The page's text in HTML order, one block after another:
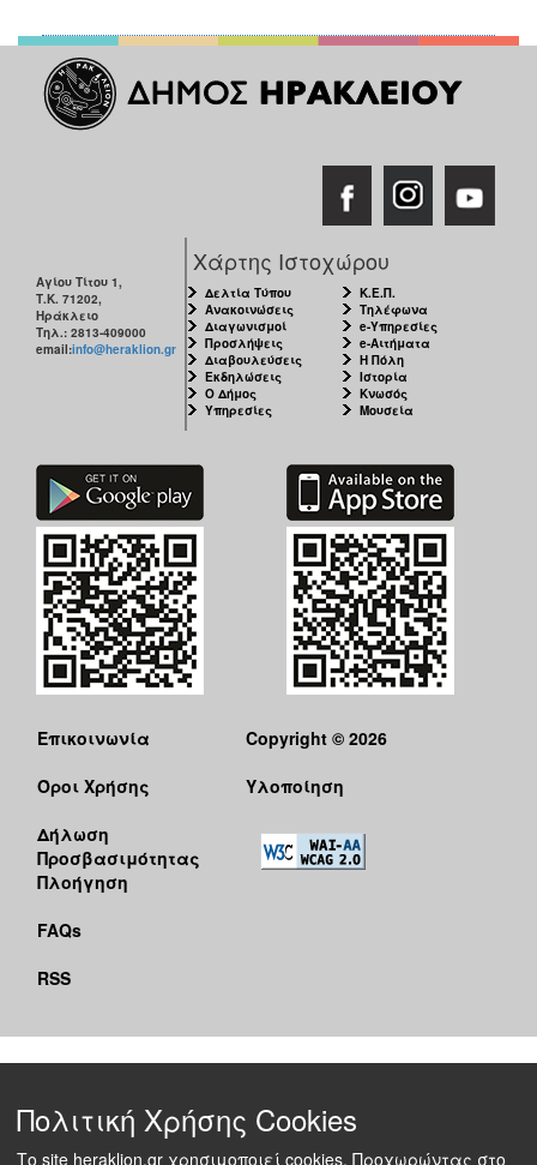
Αγίου Τίτου 1,
Τ.Κ. 71202,
Ηράκλειο
Τηλ.: 2813-409000
email:info@heraklion.gr
Χάρτης Ιστοχώρου
Δελτία Τύπου
Ανακοινώσεις
Διαγωνισμοί
Προσλήψεις
Διαβουλεύσεις
Εκδηλώσεις
Ο Δήμος
Υπηρεσίες
Κ.Ε.Π.
Τηλέφωνα
e-Υπηρεσίες
e-Αιτήματα
Η Πόλη
Ιστορία
Κνωσός
Μουσεία
Επικοινωνία
Όροι Χρήσης
Δήλωση
Προσβασιμότητας
Πλοήγηση
FAQs
RSS
Copyright © 2026
Υλοποίηση
Πολιτική Χρήσης Cookies
Το site heraklion.gr χρησιμοποιεί cookies. Προχωρώντας στο